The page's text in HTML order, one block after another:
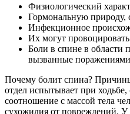
Физиологический
Гормональную природу,
Инфекционное
Их могут
Боли в спине в области
вызванные
Почему болит спина?
отдел испытывает при
соотношение с массой тела
сухожилия от повреждений. У